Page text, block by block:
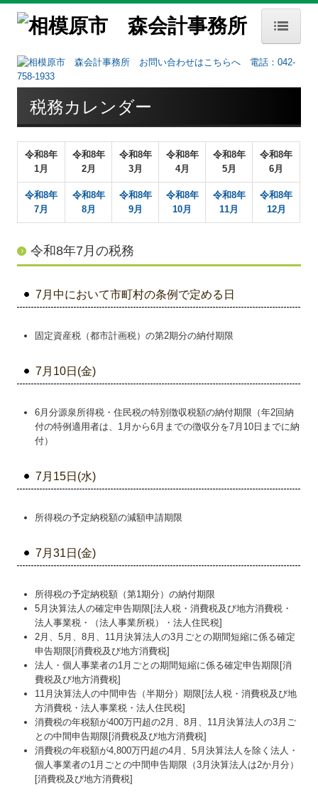
HOME
事務所案内
事務所概要
経営理念
交通案内
お知らせ
業務内容
病医院の新規開業・経営改善
病院・診療所の皆様へ
社会福祉法人会計Q&A
関与先向け融資商品ご紹介
経営革新等支援機関とは
経営者お役立ち情報
Q&A経営相談
社長メニューASP版
TKCシステムQ&A
経営改善オンデマンド講座
円滑な事業承継を支援
創業支援サービス
税務カレンダー
令和8年
1月
令和8年
2月
令和8年
3月
令和8年
4月
令和8年
5月
令和8年
6月
令和8年
7月
令和8年
8月
令和8年
9月
令和8年
10月
令和8年
11月
令和8年
12月
令和8年7月の税務
7月中において市町村の条例で定める日
固定資産税（都市計画税）の第2期分の納付期限
7月10日(金)
6月分源泉所得税・住民税の特別徴収税額の納付期限（年2回納
付の特例適用者は、1月から6月までの徴収分を7月10日までに納
付）
7月15日(水)
所得税の予定納税額の減額申請期限
7月31日(金)
所得税の予定納税額（第1期分）の納付期限
5月決算法人の確定申告期限[法人税・消費税及び地方消費税・
法人事業税・（法人事業所税）・法人住民税]
2月、5月、8月、11月決算法人の3月ごとの期間短縮に係る確定
申告期限[消費税及び地方消費税]
法人・個人事業者の1月ごとの期間短縮に係る確定申告期限[消
費税及び地方消費税]
11月決算法人の中間申告（半期分）期限[法人税・消費税及び地
方消費税・法人事業税・法人住民税]
消費税の年税額が400万円超の2月、8月、11月決算法人の3月ご
との中間申告期限[消費税及び地方消費税]
消費税の年税額が4,800万円超の4月、5月決算法人を除く法人・
個人事業者の1月ごとの中間申告期限（3月決算法人は2か月分）
[消費税及び地方消費税]